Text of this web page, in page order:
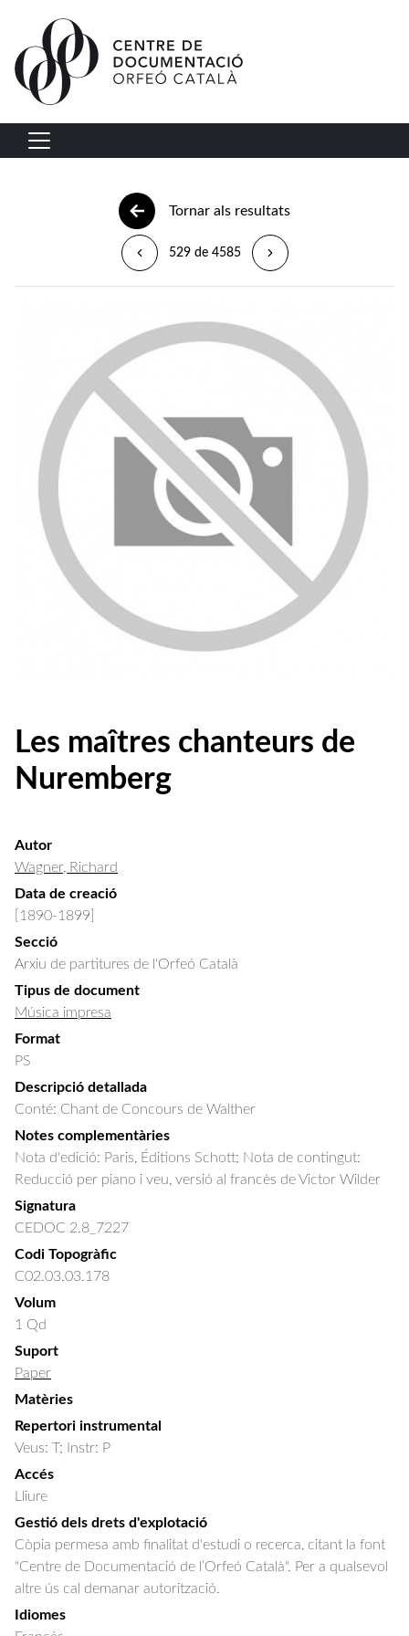
Vés al contingut
Navegació principal
Tornar als resultats
529 de 4585
Les maîtres chanteurs de
Nuremberg
Autor
Wagner, Richard
Data de creació
[1890-1899]
Secció
Arxiu de partitures de l'Orfeó Català
Tipus de document
Música impresa
Format
PS
Descripció detallada
Conté: Chant de Concours de Walther
Notes complementàries
Nota d'edició: Paris, Éditions Schott; Nota de contingut:
Reducció per piano i veu, versió al francès de Victor Wilder
Signatura
CEDOC 2.8_7227
Codi Topogràfic
C02.03.03.178
Volum
1 Qd
Suport
Paper
Matèries
Repertori instrumental
Veus: T; Instr: P
Accés
Lliure
Gestió dels drets d'explotació
Còpia permesa amb finalitat d'estudi o recerca, citant la font
"Centre de Documentació de l’Orfeó Català". Per a qualsevol
altre ús cal demanar autorització.
Idiomes